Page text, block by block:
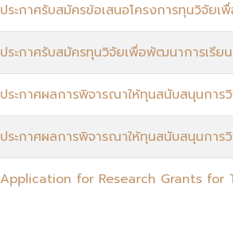
ประกาศรับสมัครข้อเสนอโครงการทุนวิจั
ประกาศรับสมัครทุนวิจัยเพื่อพัฒนาการเรี
ประกาศผลการพิจารณาให้ทุนสนับสนุนกา
ประกาศผลการพิจารณาให้ทุนสนับสนุนกา
Application for Research Grants for